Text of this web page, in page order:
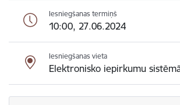
Iesniegšanas termiņš
10:00, 27.06.2024
Iesniegšanas vieta
Elektronisko iepirkumu